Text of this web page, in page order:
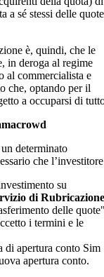
a sé stessi delle quote
è, quindi, che le
in deroga al regime
al commercialista e
che, optando per il
a occuparsi di
determinato
che
su
di Rubricazione
delle
i termini e le
di apertura conto Sim
apertura conto.